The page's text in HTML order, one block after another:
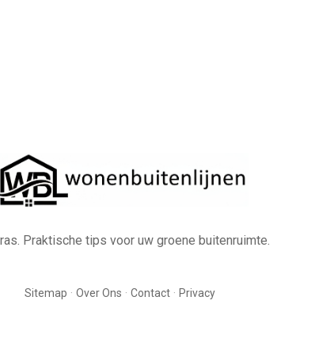
Praktische tips voor uw groene buitenruimte.
Sitemap · Over Ons · Contact· Privacy